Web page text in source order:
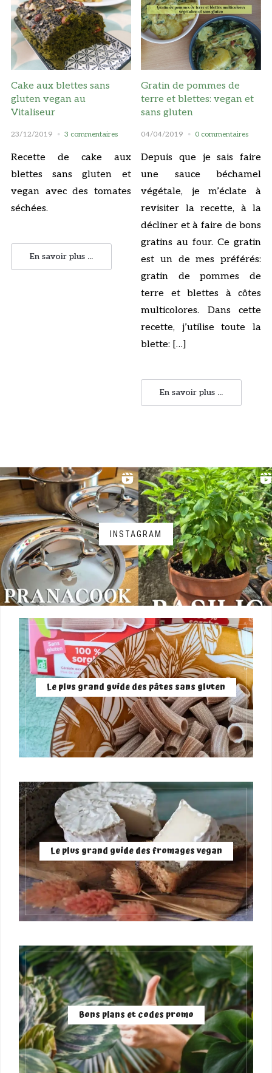
Cake aux blettes sans
gluten vegan au
Vitaliseur
23/12/2019 3 commentaires
Recette de cake aux
blettes sans gluten et
vegan avec des tomates
séchées.
En savoir plus ...
Gratin de pommes de
terre et blettes: vegan et
sans gluten
04/04/2019 0 commentaires
Depuis que je sais faire
une sauce béchamel
végétale, je m’éclate à
revisiter la recette, à la
décliner et à faire de bons
gratins au four. Ce gratin
est un de mes préférés:
gratin de pommes de
terre et blettes à côtes
multicolores. Dans cette
recette, j’utilise toute la
blette: […]
En savoir plus ...
INSTAGRAM
Le plus grand guide des pâtes sans gluten
Le plus grand guide des fromages vegan
Bons plans et codes promo